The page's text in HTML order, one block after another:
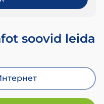
soovid leida